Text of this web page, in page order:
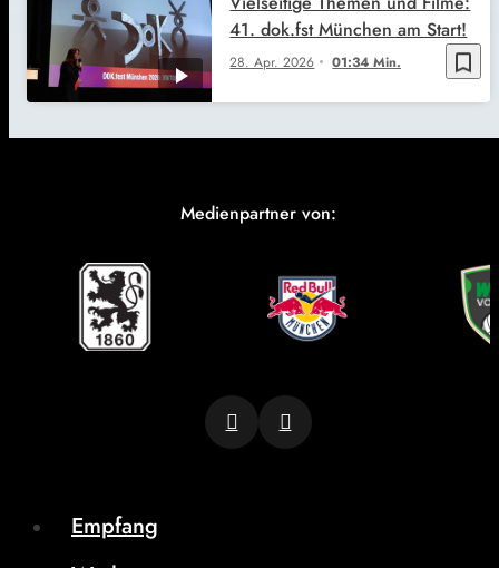
bookmark_border
28. Apr. 2026 01:34 Min.
41. dok.fst München am Start!
Medienpartner von:
Empfang